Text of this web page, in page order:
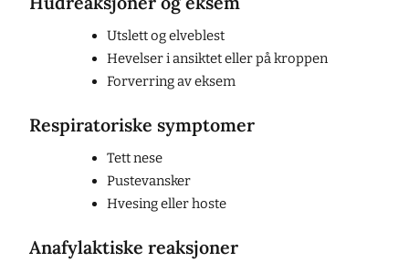
Utslett og elveblest
Hevelser i ansiktet eller på kroppen
Forverring av eksem
Respiratoriske symptomer
Tett nese
Pustevansker
Hvesing eller hoste
Anafylaktiske reaksjoner